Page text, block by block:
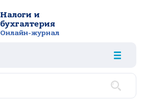
Налоги и
бухгалтерия
Онлайн-журнал